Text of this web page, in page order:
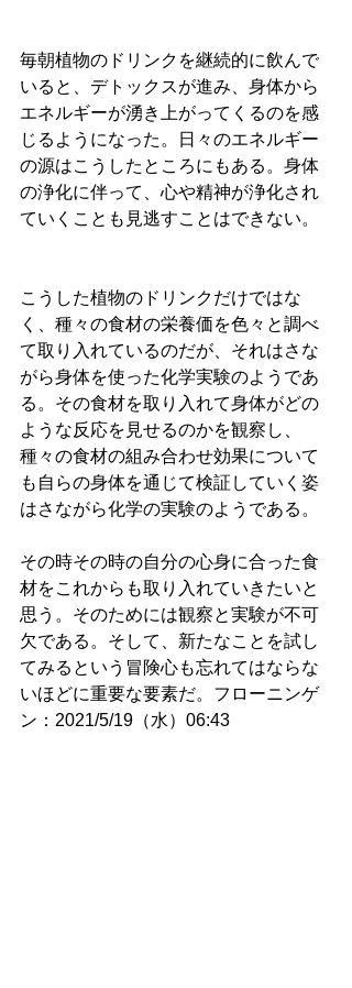
毎朝植物のドリンクを継続的に飲んで
いると、デトックスが進み、身体から
エネルギーが湧き上がってくるのを感
じるようになった。日々のエネルギー
の源はこうしたところにもある。身体
の浄化に伴って、心や精神が浄化され
ていくことも見逃すことはできない。
こうした植物のドリンクだけではな
く、種々の食材の栄養価を色々と調べ
て取り入れているのだが、それはさな
がら身体を使った化学実験のようであ
る。その食材を取り入れて身体がどの
ような反応を見せるのかを観察し、
種々の食材の組み合わせ効果について
も自らの身体を通じて検証していく姿
はさながら化学の実験のようである。
その時その時の自分の心身に合った食
材をこれからも取り入れていきたいと
思う。そのためには観察と実験が不可
欠である。そして、新たなことを試し
てみるという冒険心も忘れてはならな
いほどに重要な要素だ。フローニンゲ
ン：2021/5/19（水）06:43